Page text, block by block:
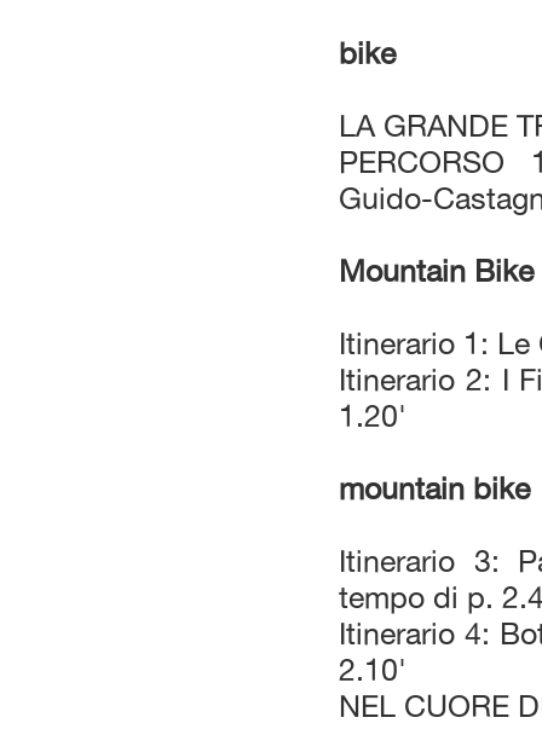
bike
LA GRANDE
PERCORSO
Guido-
Mountain Bike
Itinerario 1:
Itinerario 2: I
1.20'
mountain bike
Itinerario 3:
tempo di p.
Itinerario 4:
2.10'
NEL CUORE